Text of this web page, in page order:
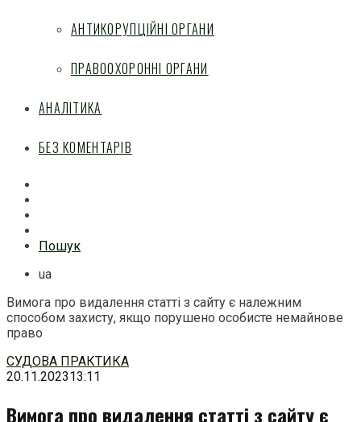
АНТИКОРУПЦІЙНІ ОРГАНИ
ПРАВООХОРОННІ ОРГАНИ
АНАЛІТИКА
БЕЗ КОМЕНТАРІВ
Пошук
ua
Вимога про видалення статті з сайту є належним
способом захисту, якщо порушено особисте немайнове
право
Перейти
до
СУДОВА ПРАКТИКА
20.11.202313:11
Вимога про видалення статті з сайту є